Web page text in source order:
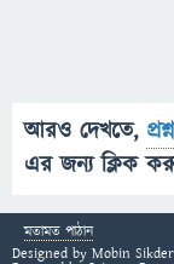
আরও দেখতে,
এর জন্য ক্লিক
মতামত পাঠান
Designed by Mobin Sikder